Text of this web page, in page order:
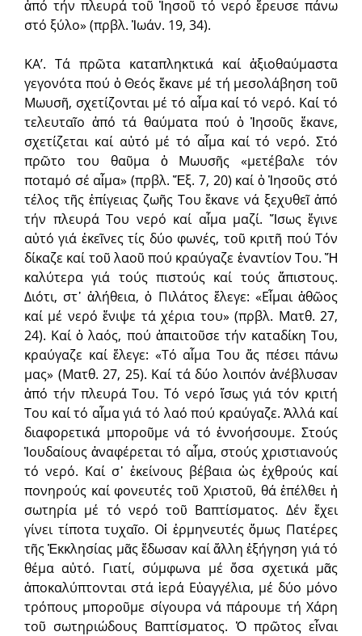
ἀπό τήν πλευρά τοῦ Ἰησοῦ τό νερό ἔρευσε πάνω
στό ξύλο» (πρβλ. Ἰωάν. 19, 34).
ΚΑ’. Τά πρῶτα καταπληκτικά καί ἀξιοθαύμαστα
γεγονότα πού ὁ Θεός ἔκανε μέ τή μεσολάβηση τοῦ
Μωυσῆ, σχετίζονται μέ τό αἷμα καί τό νερό. Καί τό
τελευταῖο ἀπό τά θαύματα πού ὁ Ἰησοῦς ἔκανε,
σχετίζεται καί αὐτό μέ τό αἷμα καί τό νερό. Στό
πρῶτο του θαῦμα ὁ Μωυσῆς «μετέβαλε τόν
ποταμό σέ αἷμα» (πρβλ. Ἔξ. 7, 20) καί ὁ Ἰησοῦς στό
τέλος τῆς ἐπίγειας ζωῆς Του ἔκανε νά ξεχυθεῖ ἀπό
τήν πλευρά Του νερό καί αἷμα μαζί. Ἴσως ἔγινε
αὐτό γιά ἐκεῖνες τίς δύο φωνές, τοῦ κριτῆ πού Τόν
δίκαζε καί τοῦ λαοῦ πού κραύγαζε ἐναντίον Του. Ἤ
καλύτερα γιά τούς πιστούς καί τούς ἄπιστους.
Διότι, στ᾽ ἀλήθεια, ὁ Πιλάτος ἔλεγε: «Εἶμαι ἀθῶος
καί μέ νερό ἔνιψε τά χέρια του» (πρβλ. Ματθ. 27,
24). Καί ὁ λαός, πού ἀπαιτοῦσε τήν καταδίκη Του,
κραύγαζε καί ἔλεγε: «Τό αἷμα Του ἄς πέσει πάνω
μας» (Ματθ. 27, 25). Καί τά δύο λοιπόν ἀνέβλυσαν
ἀπό τήν πλευρά Του. Τό νερό ἴσως γιά τόν κριτή
Του καί τό αἷμα γιά τό λαό πού κραύγαζε. Ἀλλά καί
διαφορετικά μποροῦμε νά τό ἐννοήσουμε. Στούς
Ἰουδαίους ἀναφέρεται τό αἷμα, στούς χριστιανούς
τό νερό. Καί σ᾽ ἐκείνους βέβαια ὡς ἐχθρούς καί
πονηρούς καί φονευτές τοῦ Χριστοῦ, θά ἐπέλθει ἡ
σωτηρία μέ τό νερό τοῦ Βαπτίσματος. Δέν ἔχει
γίνει τίποτα τυχαῖο. Οἱ ἑρμηνευτές ὅμως Πατέρες
τῆς Ἐκκλησίας μᾶς ἔδωσαν καί ἄλλη ἐξήγηση γιά τό
θέμα αὐτό. Γιατί, σύμφωνα μέ ὅσα σχετικά μᾶς
ἀποκαλύπτονται στά ἱερά Εὐαγγέλια, μέ δύο μόνο
τρόπους μποροῦμε σίγουρα νά πάρουμε τή Χάρη
τοῦ σωτηριώδους Βαπτίσματος. Ὁ πρῶτος εἶναι